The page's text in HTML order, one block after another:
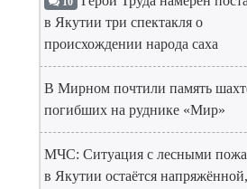
в Якутии три спектакля о
происхождении народа саха
В Мирном почтили память
погибших на руднике «Мир»
МЧС: Ситуация с лесными
в Якутии остаётся